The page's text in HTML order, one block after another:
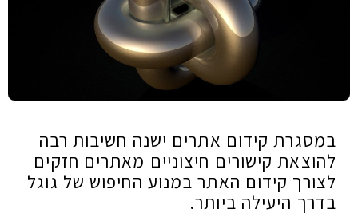
במסגרת קידום אתרים ישנה חשיבות רבה
להוצאת קישורים חיצוניים מאתרים חזקים
לצורך קידום האתר במנוע החיפוש של גוגל
בדרך היעילה ביותר.